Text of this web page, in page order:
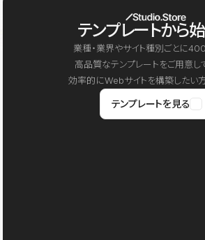
テンプレートから
業種・業界やサイト種別ごとに
高品質なテンプレートをご用意し
効率的にWebサイトを構築したい方
テンプレートを見る